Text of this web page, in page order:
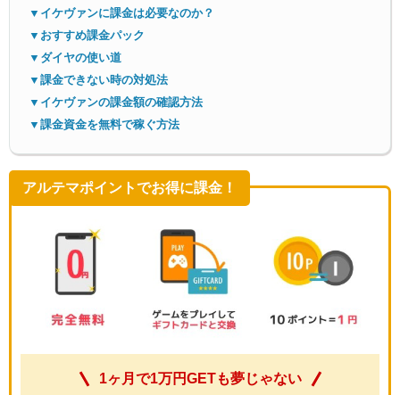
▼イケヴァンに課金は必要なのか？
▼おすすめ課金パック
▼ダイヤの使い道
▼課金できない時の対処法
▼イケヴァンの課金額の確認方法
▼課金資金を無料で稼ぐ方法
アルテマポイントでお得に課金！
1ヶ月で1万円GETも夢じゃない